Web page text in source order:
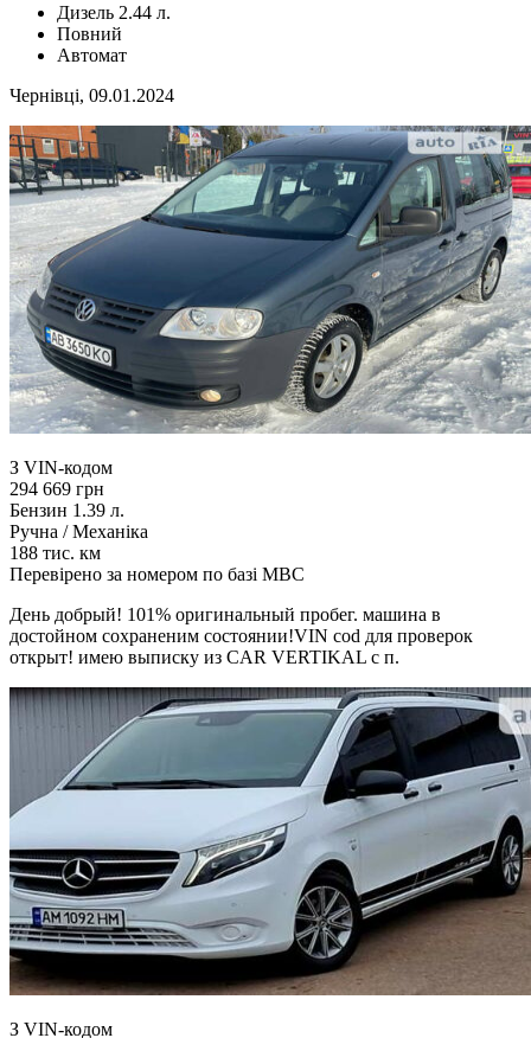
Дизель 2.44 л.
Повний
Автомат
Чернівці, 09.01.2024
З VIN-кодом
294 669 грн
Бензин 1.39 л.
Ручна / Механіка
188 тис. км
Перевірено за номером по базі МВС
День добрый! 101% оригинальный пробег. машина в
достойном сохраненим состоянии!VIN cod для проверок
открыт! имею выписку из CAR VERTIKAL с п.
З VIN-кодом